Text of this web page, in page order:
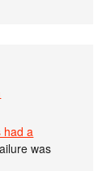
had a
was